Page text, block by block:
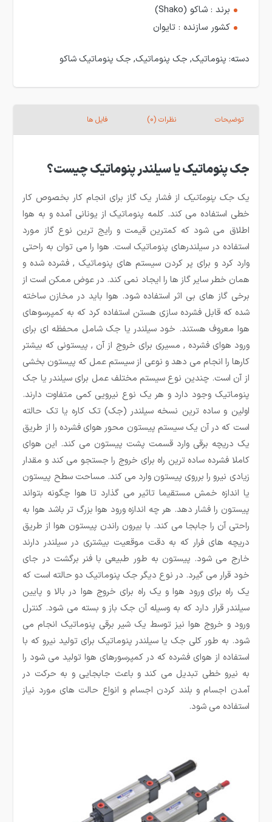
برند : شاکو (Shako)
کشور سازنده : تایوان
دسته: پنوماتیک, جک پنوماتیک, جک پنوماتیک شاکو
توضیحات نظرات (0) فایل ها
جک پنوماتیک یا سیلندر پنوماتیک چیست؟
یکجک پنوماتیک از فشار یک گاز برای انجام کار بخصوص کار
خطی استفاده می کند. کلمه پنوماتیک از یونانی آمده و به هوا
اطلاق می شود که کمترین قیمت و رایج ترین نوع گاز مورد
استفاده در سیلندرهای پنوماتیک است. هوا را می توان به راحتی
وارد کرد و برای پر کردن سیستم های پنوماتیک , فشرده شده و
همان خطر سایر گاز ها را ایجاد نمی کند. در عوض ممکن است از
برخی گاز های بی اثر استفاده شود. هوا باید در مخازن ساخته
شده که قابل فشرده سازی هستن استفاده کرد که به کمپرسوهای
هوا معروف هستند. خود سیلندر یا جک شامل محفظه ای برای
ورود هوای فشرده , مسیری برای خروج از آن , پیستونی که بیشتر
کارها را انجام می دهد و نوعی از سیستم عمل که پیستون بخشی
از آن است. چندین نوع سیستم مختلف عمل برای سیلندر یا جک
پنوماتیک وجود دارد و هر یک نوع نیرویی کمی متفاوت دارند.
اولین و ساده ترین نسخه سیلندر (جک) تک کاره یا تک حالته
است که در آن یک سیستم پیستون محور هوای فشرده را از طریق
یک دریچه برقی وارد قسمت پشت پیستون می کند. این هوای
کاملا فشرده ساده ترین راه برای خروج را جستجو می کند و مقدار
زیادی نیرو را برروی پیستون وارد می کند. مساحت سطح پیستون
یا اندازه خمش مستقیما تاثیر می گذارد تا هوا چگونه بتواند
پیستون را فشار دهد. هر چه اندازه ورود هوا بزرگ تر باشد هوا به
راحتی آن را جابجا می کند. با بیرون راندن پیستون هوا از طریق
دریچه های فرار که به دقت موقعیت بیشتری در سیلندر دارند
خارج می شود. پیستون به طور طبیعی با فنر برگشت در جای
خود قرار می گیرد. در نوع دیگر جک پنوماتیک دو حالته است که
یک راه برای ورود هوا و یک راه برای خروج هوا در بالا و پایین
سیلندر قرار دارد که به وسیله آن جک باز و بسته می شود. کنترل
ورود و خروج هوا نیز توسط یک شیر برقی پنوماتیک انجام می
شود. به طور کلی جک یا سیلندر پنوماتیک برای تولید نیرو که با
استفاده از هوای فشرده که در کمپرسورهای هوا تولید می شود را
به نیرو خطی تبدیل می کند و باعث جابجایی و به حرکت در
آمدن اجسام و بلند کردن اجسام و انواع حالت های مورد نیاز
استفاده می شود.